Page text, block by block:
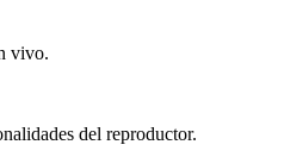
vivo.
del reproductor.